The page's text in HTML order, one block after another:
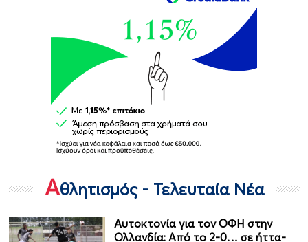
Αθλητισμός - Τελευταία Νέα
Αυτοκτονία για τον ΟΦΗ στην
Ολλανδία: Από το 2-0… σε ήττα-